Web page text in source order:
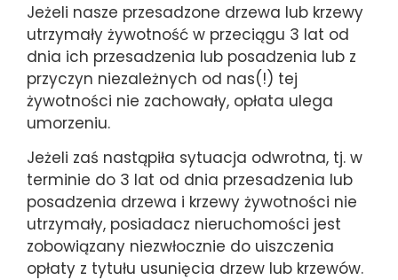
Jeżeli nasze przesadzone drzewa lub krzewy
utrzymały żywotność w przeciągu 3 lat od
dnia ich przesadzenia lub posadzenia lub z
przyczyn niezależnych od nas(!) tej
żywotności nie zachowały, opłata ulega
umorzeniu.
Jeżeli zaś nastąpiła sytuacja odwrotna, tj. w
terminie do 3 lat od dnia przesadzenia lub
posadzenia drzewa i krzewy żywotności nie
utrzymały, posiadacz nieruchomości jest
zobowiązany niezwłocznie do uiszczenia
opłaty z tytułu usunięcia drzew lub krzewów.